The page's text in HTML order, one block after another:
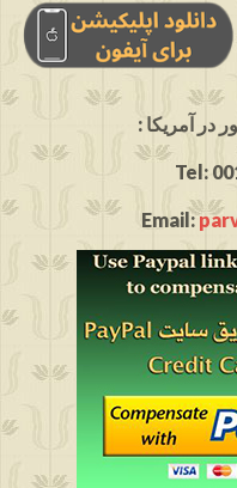
در آمریکا
Tel:
Email: